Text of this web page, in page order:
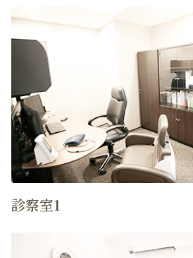
診察室1